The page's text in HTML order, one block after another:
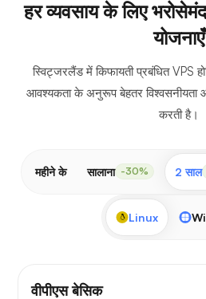
हर व्यवसाय के लिए
योजनाएँ
स्विट्जरलैंड में किफायती प्रबंधित VPS
आवश्यकता के अनुरूप बेहतर विश्वसनीयता
करती है।
महीने के सालाना -30% 2 साल
Linux
वीपीएस बेसिक